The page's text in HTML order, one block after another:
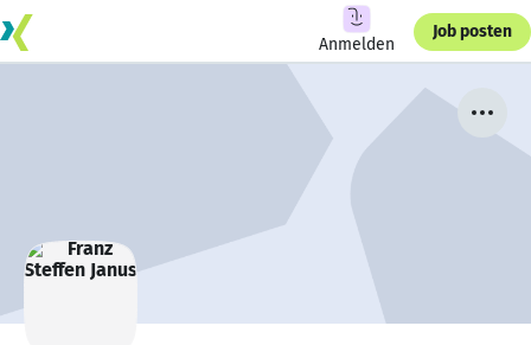
Anmelden
Job posten